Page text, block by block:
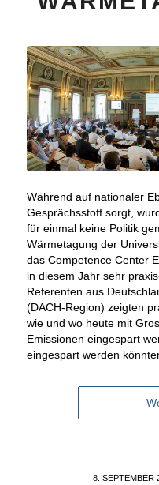
Während auf nationaler
Gesprächsstoff sorgt,
für einmal keine Politik
Wärmetagung der
das Competence Center
in diesem Jahr sehr
Referenten aus
(DACH-Region) zeigten
wie und wo heute mit
Emissionen eingespart
eingespart werden
8. SEPTEMBER
/